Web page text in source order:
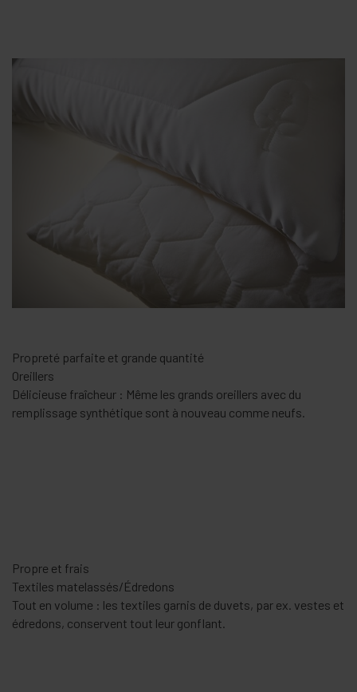
Programme spécial pour les vêtements fonctionnels
Vêtements de sport
Le programme Textile Sport : Des vêtements de sport prêts en
un rien de temps.